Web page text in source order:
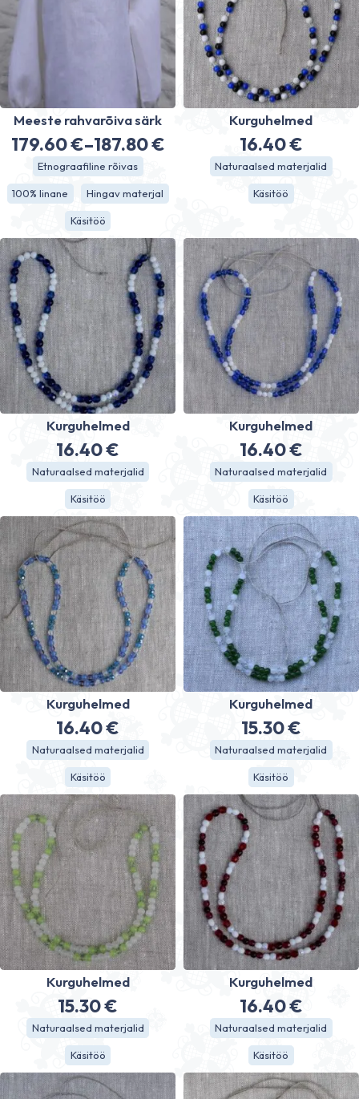
Meeste rahvarõiva särk
179.60€–187.80€
Hinnavahemik:
179.60 €
kuni
187.80 €
Etnograafiline rõivas
100% linane Hingav materjal
Käsitöö
Kurguhelmed
16.40€
Naturaalsed materjalid
Käsitöö
Kurguhelmed
16.40€
Naturaalsed materjalid
Käsitöö
Kurguhelmed
16.40€
Naturaalsed materjalid
Käsitöö
Kurguhelmed
16.40€
Naturaalsed materjalid
Käsitöö
Kurguhelmed
15.30€
Naturaalsed materjalid
Käsitöö
Kurguhelmed
15.30€
Naturaalsed materjalid
Käsitöö
Kurguhelmed
16.40€
Naturaalsed materjalid
Käsitöö